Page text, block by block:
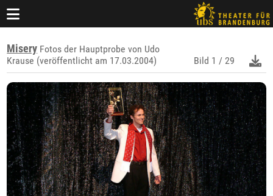
Misery Fotos der Hauptprobe von Udo
Krause (veröffentlicht am 17.03.2004)
Bild 1 / 29